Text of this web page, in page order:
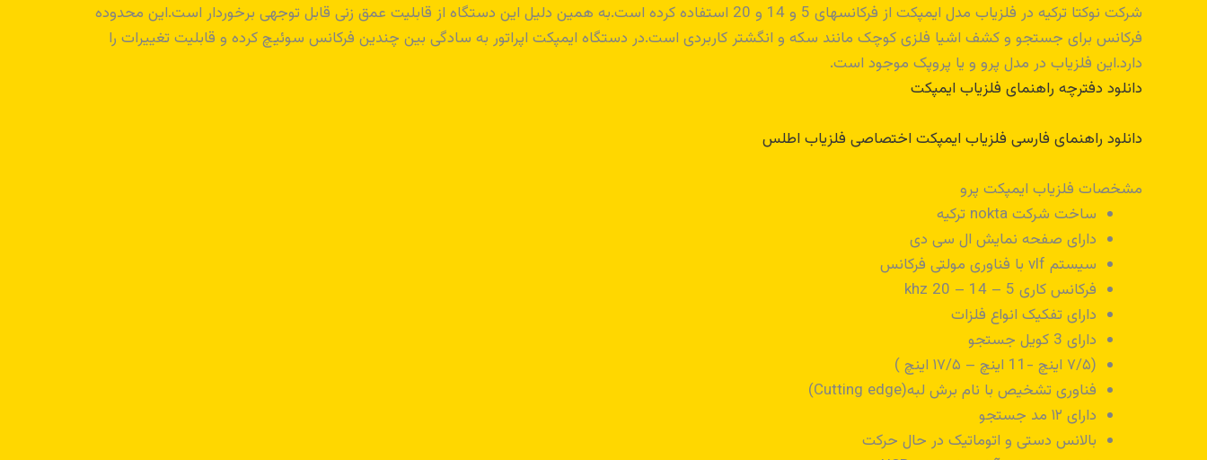
شرکت نوکتا ترکیه در فلزیاب مدل ایمپکت از فرکانسهای 5 و 14 و 20 استفاده کرده است.به همین دلیل این دستگاه از قابلیت عمق زنی قابل توجهی برخوردار است.این محدوده
فرکانس برای جستجو و کشف اشیا فلزی کوچک مانند سکه و انگشتر کاربردی است.در دستگاه ایمپکت اپراتور به سادگی بین چندین فرکانس سوئیچ کرده و قابلیت تغییرات را
دارد.این فلزیاب در مدل پرو و یا پروپک موجود است.
دانلود دفترچه راهنمای فلزیاب ایمپکت
دانلود راهنمای فارسی فلزیاب ایمپکت اختصاصی فلزیاب اطلس
مشخصات فلزیاب ایمپکت پرو
ساخت شرکت nokta ترکیه
دارای صفحه نمایش ال سی دی
سیستم vlf با فناوری مولتی فرکانس
فرکانس کاری 5 – 14 – 20 khz
دارای تفکیک انواع فلزات
دارای 3 کویل جستجو
(۷/۵ اینچ -11 اینچ – ۱۷/۵ اینچ )
فناوری تشخیص با نام برش لبه(Cutting edge)
دارای ۱۲ مد جستجو
بالانس دستی و اتوماتیک در حال حرکت